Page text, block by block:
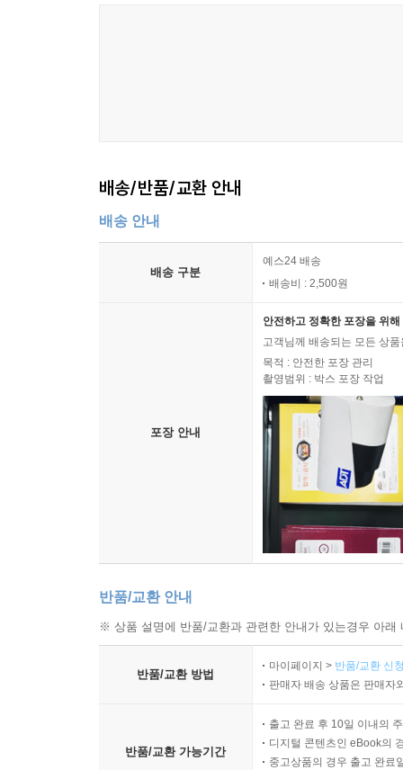
배송/반품/교환 안내
배송 안내
배송 구분
예스24 배송
배송비 : 2,500원
포장 안내
안전하고 정확한 포장을 위
고객님께 배송되는 모든 상
목적 : 안전한 포장 관리
촬영범위 : 박스 포장 작업
반품/교환 안내
※ 상품 설명에 반품/교환과 관련한 안내가 있는경우 아
반품/교환 방법
마이페이지 > 반품/교환 신
판매자 배송 상품은 판매자
반품/교환 가능기간
출고 완료 후 10일 이내의
디지털 콘텐츠인 eBook의
중고상품의 경우 출고 완료